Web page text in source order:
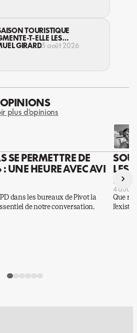
TOURISTIQUE
T-ELLE LES
CONTRE LES
GIRARD5 août 2026
OPINIONS
plus d'opinions
SE PERMETTRE DE
: UNE HEURE AVEC AVI
dans les bureaux de Pivot la
de notre conversation.
LES
DES
4 août
Que
›